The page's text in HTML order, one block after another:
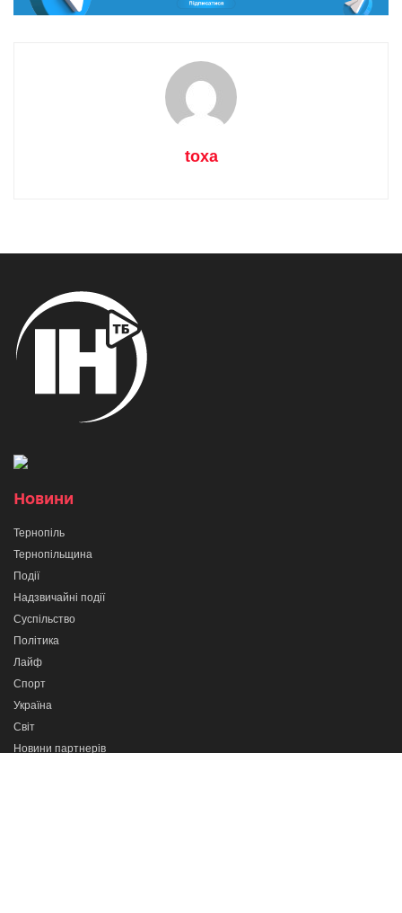
toxa
Новини
Тернопіль
Тернопільщина
Події
Надзвичайні події
Суспільство
Політика
Лайф
Спорт
Україна
Світ
Новини партнерів